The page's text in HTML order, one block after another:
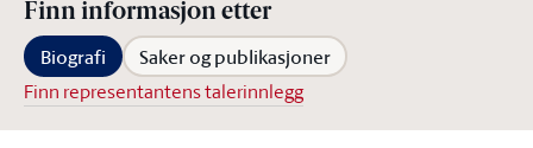
Finn informasjon etter
Biografi Saker og publikasjoner
Finn representantens talerinnlegg